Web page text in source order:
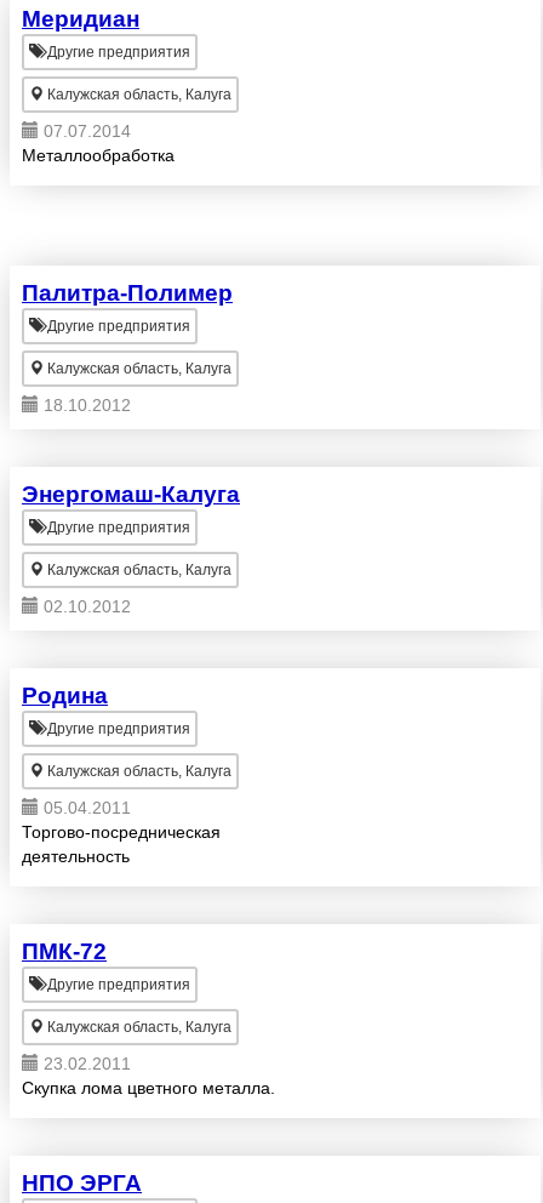
Меридиан
Другие предприятия
Калужская область, Калуга
07.07.2014
Металлообработка
Палитра-Полимер
Другие предприятия
Калужская область, Калуга
18.10.2012
Энергомаш-Калуга
Другие предприятия
Калужская область, Калуга
02.10.2012
Родина
Другие предприятия
Калужская область, Калуга
05.04.2011
Торгово-посредническая
деятельность
ПМК-72
Другие предприятия
Калужская область, Калуга
23.02.2011
Скупка лома цветного металла.
НПО ЭРГА